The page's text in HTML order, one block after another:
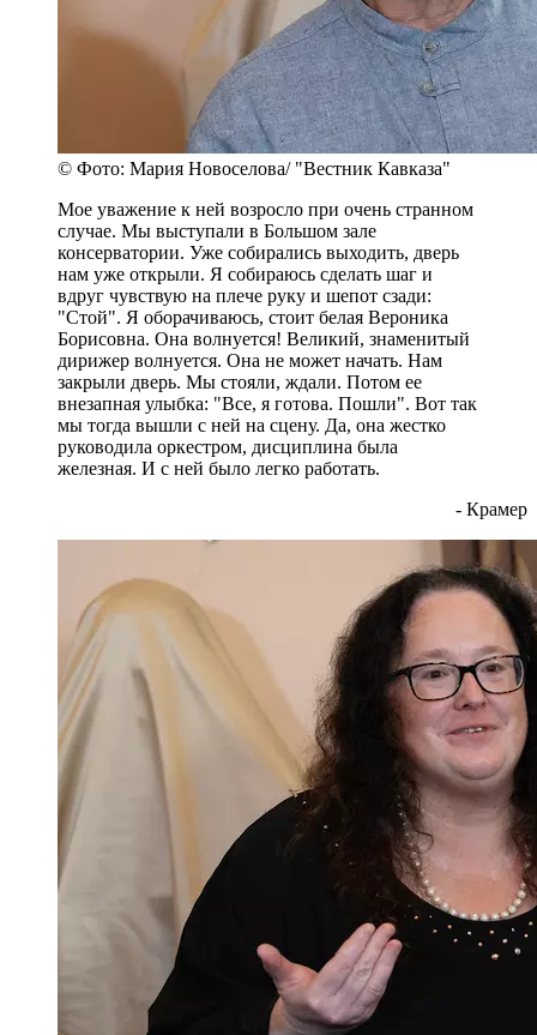
© Фото: Мария Новоселова/ "Вестник Кавказа"
Мое уважение к ней возросло при очень странном
случае. Мы выступали в Большом зале
консерватории. Уже собирались выходить, дверь
нам уже открыли. Я собираюсь сделать шаг и
вдруг чувствую на плече руку и шепот сзади:
"Стой". Я оборачиваюсь, стоит белая Вероника
Борисовна. Она волнуется! Великий, знаменитый
дирижер волнуется. Она не может начать. Нам
закрыли дверь. Мы стояли, ждали. Потом ее
внезапная улыбка: "Все, я готова. Пошли". Вот так
мы тогда вышли с ней на сцену. Да, она жестко
руководила оркестром, дисциплина была
железная. И с ней было легко работать.
- Крамер